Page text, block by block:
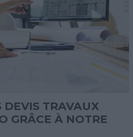
DEVIS TRAVAUX
GRÂCE À NOTRE